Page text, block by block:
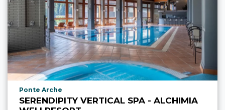
Località punto di interesse
Ponte Arche
SERENDIPITY VERTICAL SPA - ALCHIMIA